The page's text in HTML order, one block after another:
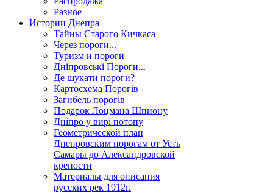
Разное
Истории Днепра
Тайны Старого Кичкаса
Через пороги...
Туризм и пороги
Дніпровські Пороги...
Де шукати пороги?
Картосхема Порогів
Загибель порогів
Подарок Лоцмана Шпиону
Дніпро у вирі потопу
Геометрической план
Днепровским порогам от Усть
Самары до Александровской
крепости
Материалы для описания
русских рек 1912г.